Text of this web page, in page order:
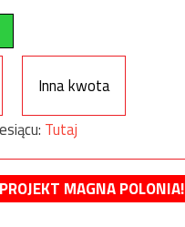
Inna kwota
Tutaj
MAGNA POLONIA!